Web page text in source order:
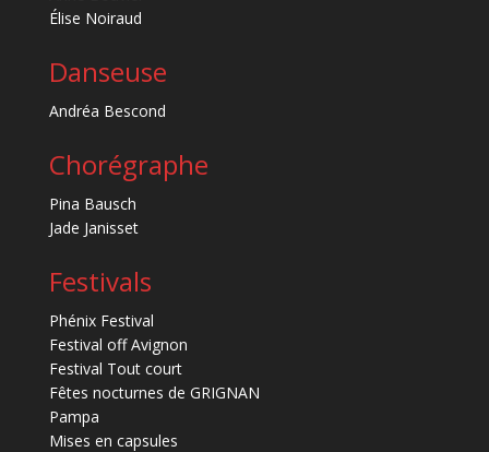
Élise Noiraud
Danseuse
Andréa Bescond
Chorégraphe
Pina Bausch
Jade Janisset
Festivals
Phénix Festival
Festival off Avignon
Festival Tout court
Fêtes nocturnes de GRIGNAN
Pampa
Mises en capsules